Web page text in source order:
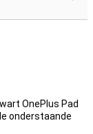
van
OnePlus Pad
onderstaande